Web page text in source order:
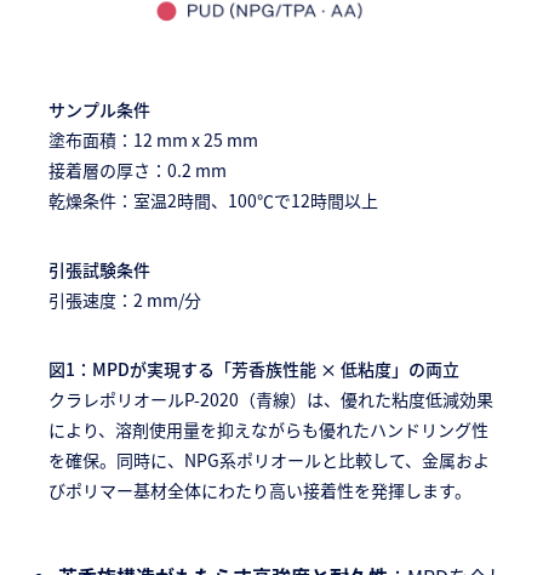
サンプル条件
塗布面積：12 mm x 25 mm
接着層の厚さ：0.2 mm
乾燥条件：室温2時間、100℃で12時間以上
引張試験条件
引張速度：2 mm/分
図1：MPDが実現する「芳香族性能 × 低粘度」の両立
クラレポリオールP-2020（青線）は、優れた粘度低減効果
により、溶剤使用量を抑えながらも優れたハンドリング性
を確保。同時に、NPG系ポリオールと比較して、金属およ
びポリマー基材全体にわたり高い接着性を発揮します。